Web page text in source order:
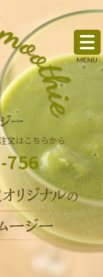
文はこちらから
756